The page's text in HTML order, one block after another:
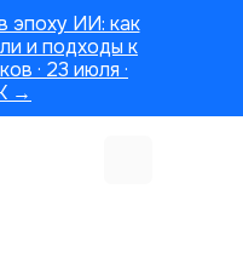
эпоху ИИ: как
и подходы к
· 23 июля ·
→